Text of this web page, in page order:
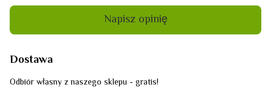
Napisz opinię
Dostawa
Odbiór własny z naszego sklepu - gratis!